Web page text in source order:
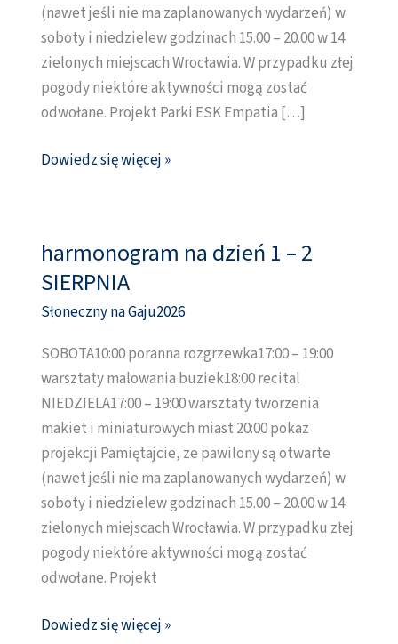
(nawet jeśli nie ma zaplanowanych wydarzeń) w
soboty i niedzielew godzinach 15.00 – 20.00 w 14
zielonych miejscach Wrocławia. W przypadku złej
pogody niektóre aktywności mogą zostać
odwołane. Projekt Parki ESK Empatia […]
Dowiedz się więcej »
harmonogram na dzień 1 – 2
SIERPNIA
Słoneczny na Gaju2026
SOBOTA10:00 poranna rozgrzewka17:00 – 19:00
warsztaty malowania buziek18:00 recital
NIEDZIELA17:00 – 19:00 warsztaty tworzenia
makiet i miniaturowych miast 20:00 pokaz
projekcji Pamiętajcie, ze pawilony są otwarte
(nawet jeśli nie ma zaplanowanych wydarzeń) w
soboty i niedzielew godzinach 15.00 – 20.00 w 14
zielonych miejscach Wrocławia. W przypadku złej
pogody niektóre aktywności mogą zostać
odwołane. Projekt
harmonogram
na
dzień
–
2
SIERPNIA
Dowiedz się więcej »